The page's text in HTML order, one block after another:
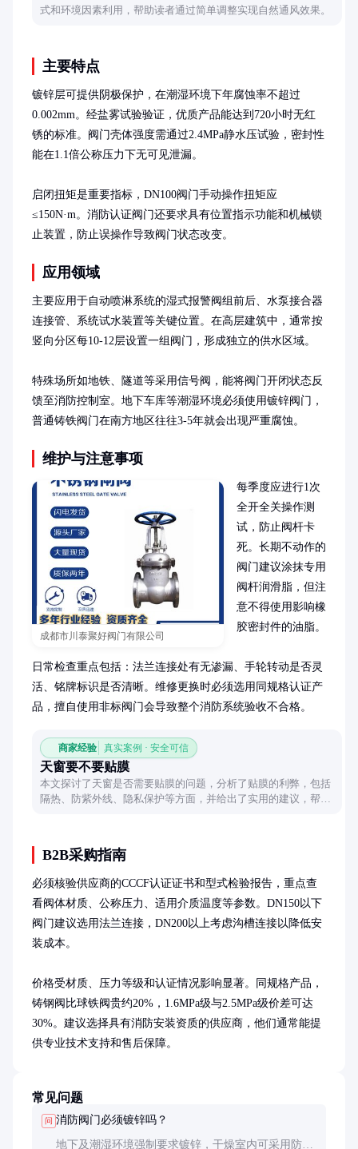
式和环境因素利用，帮助读者通过简单调整实现自然通风效果。
主要特点
镀锌层可提供阴极保护，在潮湿环境下年腐蚀率不超过
0.002mm。经盐雾试验验证，优质产品能达到720小时无红
锈的标准。阀门壳体强度需通过2.4MPa静水压试验，密封性
能在1.1倍公称压力下无可见泄漏。
启闭扭矩是重要指标，DN100阀门手动操作扭矩应
≤150N·m。消防认证阀门还要求具有位置指示功能和机械锁
止装置，防止误操作导致阀门状态改变。
应用领域
主要应用于自动喷淋系统的湿式报警阀组前后、水泵接合器
连接管、系统试水装置等关键位置。在高层建筑中，通常按
竖向分区每10-12层设置一组阀门，形成独立的供水区域。
特殊场所如地铁、隧道等采用信号阀，能将阀门开闭状态反
馈至消防控制室。地下车库等潮湿环境必须使用镀锌阀门，
普通铸铁阀门在南方地区往往3-5年就会出现严重腐蚀。
维护与注意事项
成都市川泰聚好阀门有限公司
每季度应进行1次
全开全关操作测
试，防止阀杆卡
死。长期不动作的
阀门建议涂抹专用
阀杆润滑脂，但注
意不得使用影响橡
胶密封件的油脂。
日常检查重点包括：法兰连接处有无渗漏、手轮转动是否灵
活、铭牌标识是否清晰。维修更换时必须选用同规格认证产
品，擅自使用非标阀门会导致整个消防系统验收不合格。
商家经验 真实案例 · 安全可信
天窗要不要贴膜
本文探讨了天窗是否需要贴膜的问题，分析了贴膜的利弊，包括
隔热、防紫外线、隐私保护等方面，并给出了实用的建议，帮助
B2B采购指南
必须核验供应商的CCCF认证证书和型式检验报告，重点查
看阀体材质、公称压力、适用介质温度等参数。DN150以下
阀门建议选用法兰连接，DN200以上考虑沟槽连接以降低安
装成本。
价格受材质、压力等级和认证情况影响显著。同规格产品，
铸钢阀比球铁阀贵约20%，1.6MPa级与2.5MPa级价差可达
30%。建议选择具有消防安装资质的供应商，他们通常能提
供专业技术支持和售后保障。
常见问题
问 消防阀门必须镀锌吗？
地下及潮湿环境强制要求镀锌，干燥室内可采用防腐